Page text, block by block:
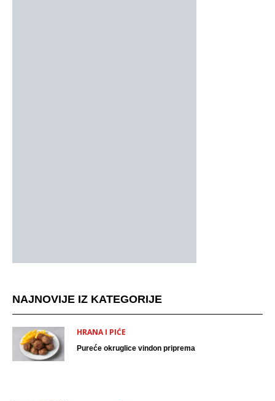
NAJNOVIJE IZ KATEGORIJE
HRANA I PIĆE
Pureće okruglice vindon priprema